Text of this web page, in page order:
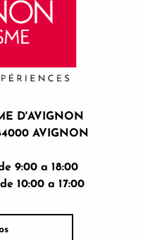
D'AVIGNON
AVIGNON
9:00 a 18:00
10:00 a 17:00